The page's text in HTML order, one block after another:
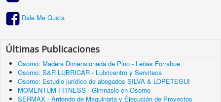
Dale Me Gusta
Últimas Publicaciones
Osorno: Madera Dimensionada de Pino - Leñas Forrahue
Osorno: S&R LUBRICAR - Lubricentro y Serviteca
Osorno: Estudio jurídico de abogados SILVA & LOPETEGUI
MOMENTUM FITNESS - Gimnasio en Osorno
SERMAX - Arriendo de Maquinaria y Ejecución de Proyectos